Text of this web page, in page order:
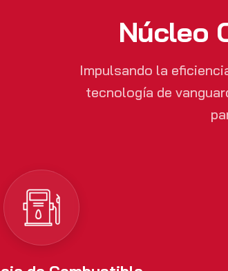
Núcleo
Impulsando la
tecnología de